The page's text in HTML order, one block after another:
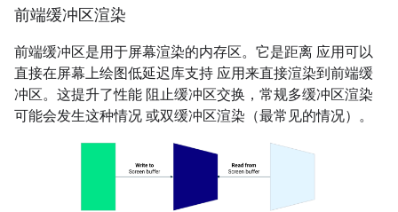
前端缓冲区渲染
前端缓冲区是用于屏幕渲染的内存区。它是距离 应用可以
直接在屏幕上绘图低延迟库支持 应用来直接渲染到前端缓
冲区。这提升了性能 阻止缓冲区交换，常规多缓冲区渲染
可能会发生这种情况 或双缓冲区渲染（最常见的情况）。